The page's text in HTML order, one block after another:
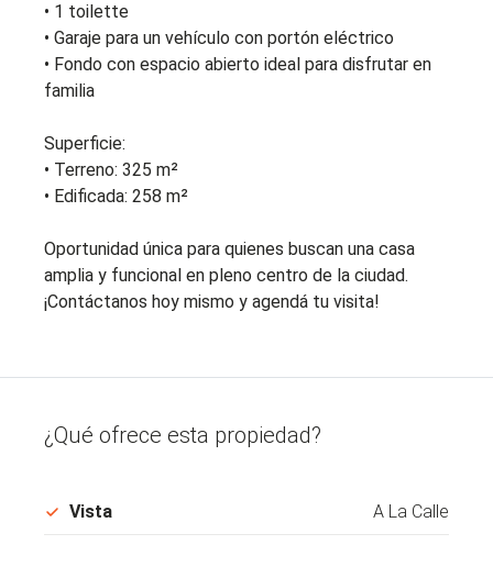
• 1 toilette
• Garaje para un vehículo con portón eléctrico
• Fondo con espacio abierto ideal para disfrutar en
familia
Superficie:
• Terreno: 325 m²
• Edificada: 258 m²
Oportunidad única para quienes buscan una casa
amplia y funcional en pleno centro de la ciudad.
¡Contáctanos hoy mismo y agendá tu visita!
¿Qué ofrece esta propiedad?
Vista A La Calle